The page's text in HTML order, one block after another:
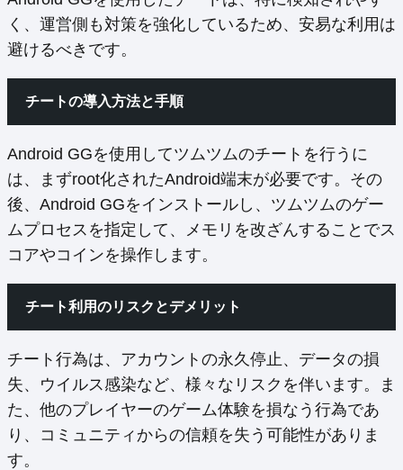
く、運営側も対策を強化しているため、安易な利用は
避けるべきです。
チートの導入方法と手順
Android GGを使用してツムツムのチートを行うに
は、まずroot化されたAndroid端末が必要です。その
後、Android GGをインストールし、ツムツムのゲー
ムプロセスを指定して、メモリを改ざんすることでス
コアやコインを操作します。
チート利用のリスクとデメリット
チート行為は、アカウントの永久停止、データの損
失、ウイルス感染など、様々なリスクを伴います。ま
た、他のプレイヤーのゲーム体験を損なう行為であ
り、コミュニティからの信頼を失う可能性がありま
す。